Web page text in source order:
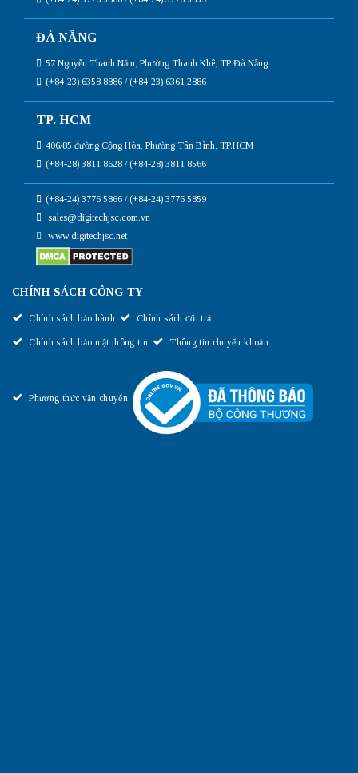
ĐÀ NẴNG
57 Nguyễn Thanh Năm, Phường Thanh Khê, TP Đà Nẵng
(+84-23) 6358 8886 / (+84-23) 6361 2886
TP. HCM
406/85 đường Cộng Hòa, Phường Tân Bình, TP.HCM
(+84-28) 3811 8628 / (+84-28) 3811 8566
(+84-24) 3776 5866 / (+84-24) 3776 5859
sales@digitechjsc.com.vn
www.digitechjsc.net
CHÍNH SÁCH CÔNG TY
Chính sách bảo hành Chính sách đổi trả
Chính sách bảo mật thông tin Thông tin chuyển khoản
Phương thức vận chuyển